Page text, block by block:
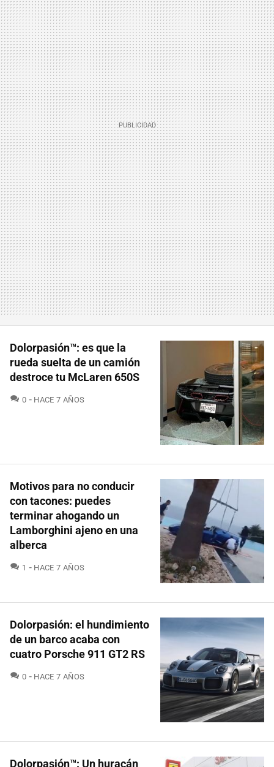
Dolorpasión™: es que la
rueda suelta de un camión
destroce tu McLaren 650S
0 COMENTARIOS
HACE 7 AÑOS
Motivos para no conducir
con tacones: puedes
terminar ahogando un
Lamborghini ajeno en una
alberca
1 COMENTARIOS
HACE 7 AÑOS
Dolorpasión: el hundimiento
de un barco acaba con
cuatro Porsche 911 GT2 RS
0 COMENTARIOS
HACE 7 AÑOS
Dolorpasión™: Un huracán